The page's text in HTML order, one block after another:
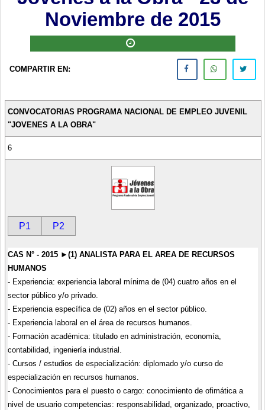
Noviembre de 2015
COMPARTIR EN:
CONVOCATORIAS PROGRAMA NACIONAL DE EMPLEO JUVENIL
"JOVENES A LA OBRA"
6
P1 P2
CAS N° - 2015 ►(1) ANALISTA PARA EL AREA DE RECURSOS
HUMANOS
- Experiencia: experiencia laboral mínima de (04) cuatro años en el
sector público y/o privado.
- Experiencia específica de (02) años en el sector público.
- Experiencia laboral en el área de recursos humanos.
- Formación académica: titulado en administración, economía,
contabilidad, ingeniería industrial.
- Cursos / estudios de especialización: diplomado y/o curso de
especialización en recursos humanos.
- Conocimientos para el puesto o cargo: conocimiento de ofimática a
nivel de usuario competencias: responsabilidad, organizado, proactivo,